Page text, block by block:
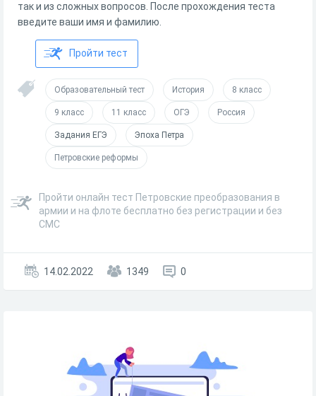
так и из сложных вопросов. После прохождения теста
введите ваши имя и фамилию.
Пройти тест
Образовательный тест История 8 класс
9 класс 11 класс ОГЭ Россия
Задания ЕГЭ Эпоха Петра
Петровские реформы
Пройти онлайн тест Петровские преобразования в
армии и на флоте бесплатно без регистрации и без
СМС
14.02.2022 1349 0